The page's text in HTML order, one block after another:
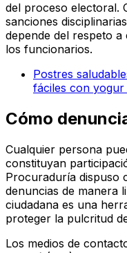
del proceso electoral.
sanciones
depende del respeto
los funcionarios.
Postres
fáciles con
Cómo
Cualquier persona
constituyan
Procuraduría dispuso
denuncias de manera
ciudadana es una
proteger la pulcritud
Los medios de